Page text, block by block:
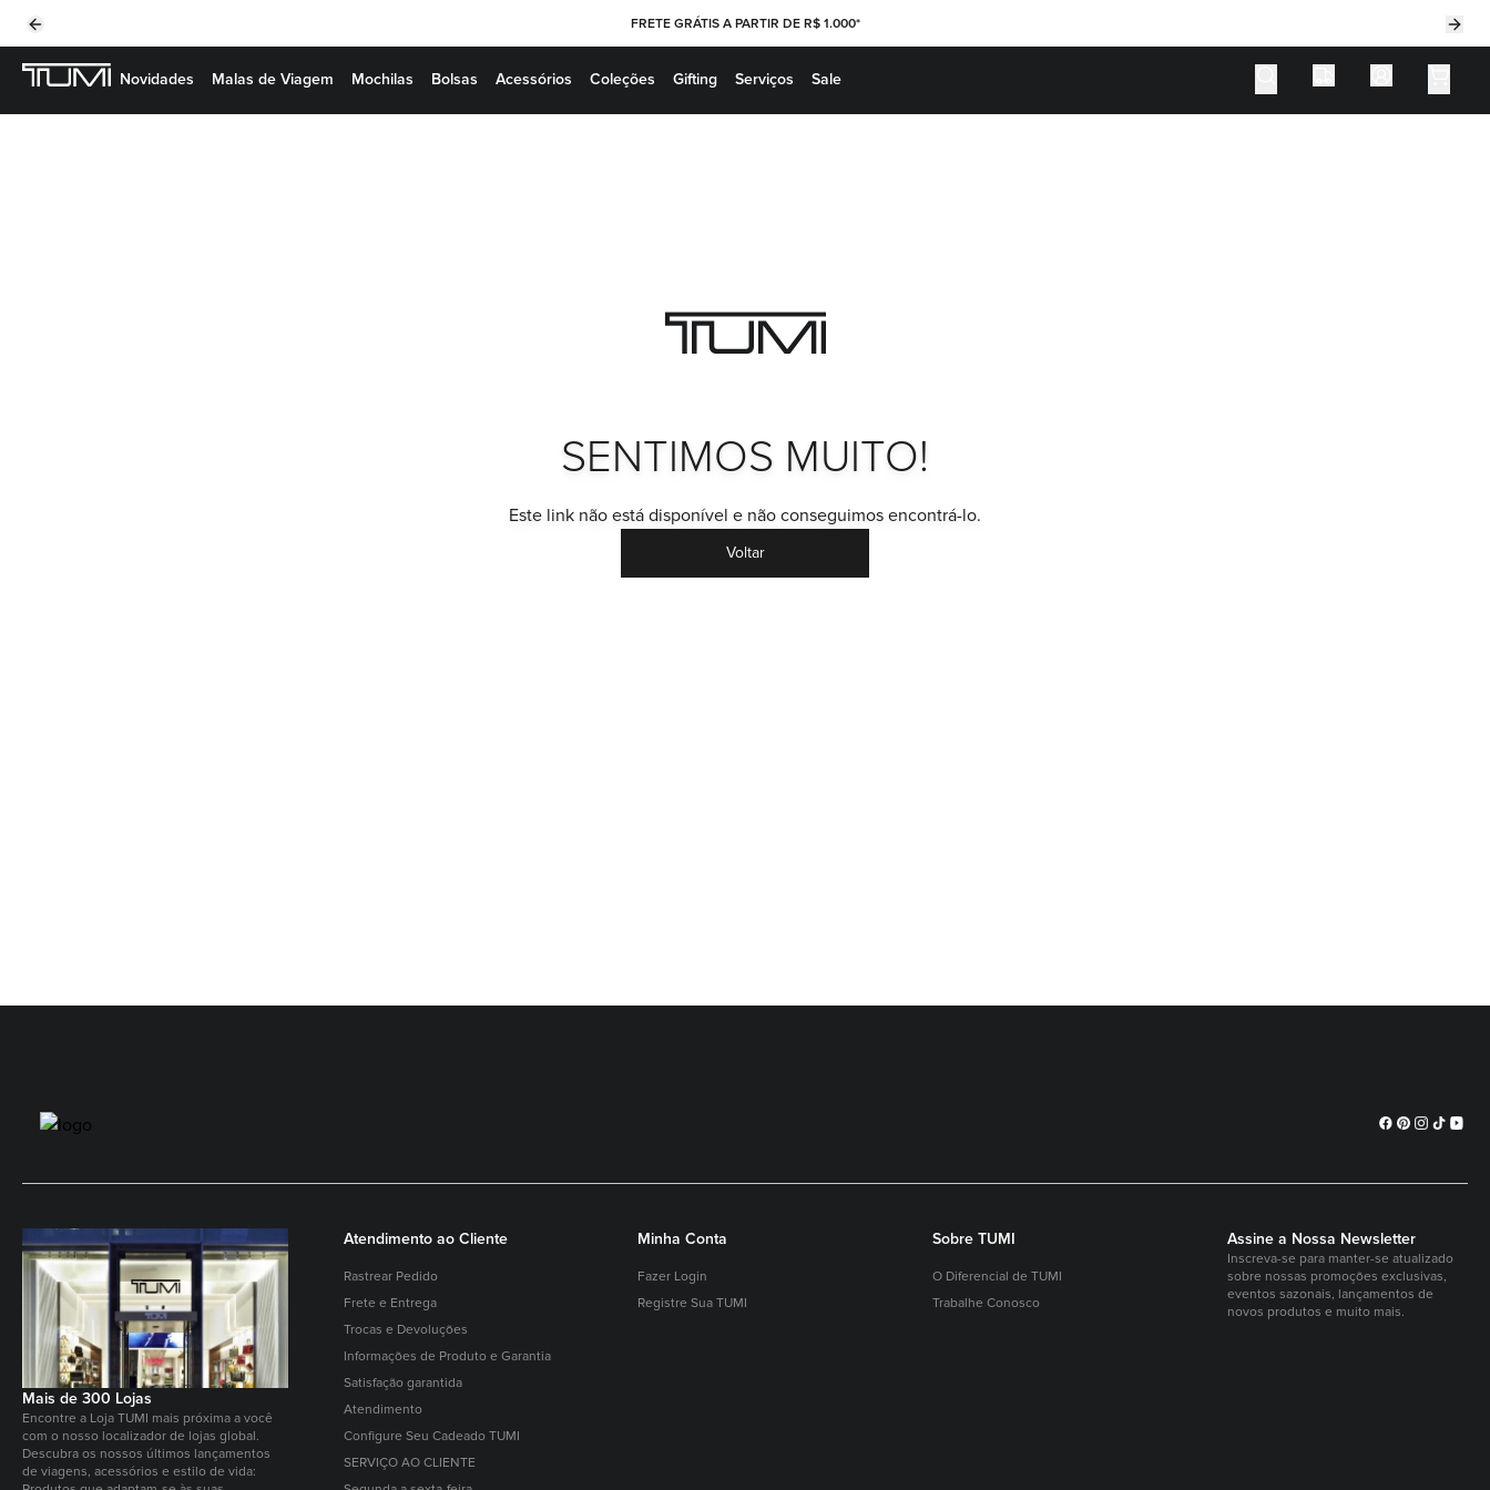
Previous slide FRETE GRÁTIS A PARTIR DE R$ 1.000*
Novidades Malas de Viagem Mochilas Bolsas Acessórios Coleções Gifting Serviços Sale
SENTIMOS MUITO!
Este link não está disponível e não conseguimos encontrá-lo.
Voltar
Mais de 300 Lojas
Encontre a Loja TUMI mais próxima a você
com o nosso localizador de lojas global.
Descubra os nossos últimos lançamentos
de viagens, acessórios e estilo de vida:
Atendimento ao Cliente
Rastrear Pedido
Frete e Entrega
Trocas e Devoluções
Informações de Produto e Garantia
Satisfação garantida
Atendimento
Configure Seu Cadeado TUMI
SERVIÇO AO CLIENTE
Minha Conta
Fazer Login
Registre Sua TUMI
Sobre TUMI
O Diferencial de TUMI
Trabalhe Conosco
Assine a Nossa Newsletter
Inscreva-se para manter-se atualizado
sobre nossas promoções exclusivas,
eventos sazonais, lançamentos de
novos produtos e muito mais.